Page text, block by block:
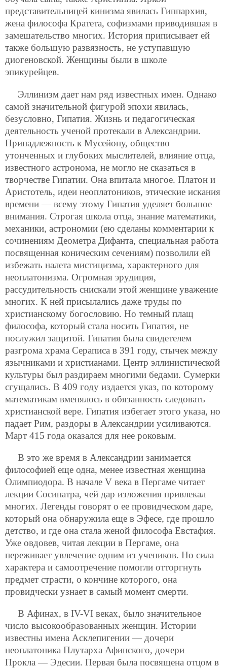
представительницей кинизма явилась Гиппархия,
жена философа Кратета, софизмами приводившая в
замешательство многих. История приписывает ей
также большую развязность, не уступавшую
диогеновской. Женщины были в школе
эпикурейцев.
Эллинизм дает нам ряд известных имен. Однако
самой значительной фигурой эпохи явилась,
безусловно, Гипатия. Жизнь и педагогическая
деятельность ученой протекали в Александрии.
Принадлежность к Мусейону, общество
утонченных и глубоких мыслителей, влияние отца,
известного астронома, не могло не сказаться в
творчестве Гипатии. Она впитала многое. Платон и
Аристотель, идеи неоплатоников, этические искания
времени — всему этому Гипатия уделяет большое
внимания. Строгая школа отца, знание математики,
механики, астрономии (ею сделаны комментарии к
сочинениям Деометра Дифанта, специальная работа
посвященная коническим сечениям) позволили ей
избежать налета мистицизма, характерного для
неоплатонизма. Огромная эрудиция,
рассудительность снискали этой женщине уважение
многих. К ней присылались даже труды по
христианскому богословию. Но темный плащ
философа, который стала носить Гипатия, не
послужил защитой. Гипатия была свидетелем
разгрома храма Сераписа в 391 году, стычек между
язычниками и христианами. Центр эллинистической
культуры был раздираем многими бедами. Сумерки
сгущались. В 409 году издается указ, по которому
математикам вменялось в обязанность следовать
христианской вере. Гипатия избегает этого указа, но
падает Рим, раздоры в Александрии усиливаются.
Март 415 года оказался для нее роковым.
В это же время в Александрии занимается
философией еще одна, менее известная женщина
Олимпиодора. В начале V века в Пергаме читает
лекции Сосипатра, чей дар изложения привлекал
многих. Легенды говорят о ее провидческом даре,
который она обнаружила еще в Эфесе, где прошло
детство, и где она стала женой философа Евстафия.
Уже овдовев, читая лекции в Пергаме, она
переживает увлечение одним из учеников. Но сила
характера и самоотречение помогли отторгнуть
предмет страсти, о кончине которого, она
провидчески узнает в самый момент смерти.
В Афинах, в IV-VI веках, было значительное
число высокообразованных женщин. Истории
известны имена Асклепигении — дочери
неоплатоника Плутарха Афинского, дочери
Прокла — Эдесии. Первая была посвящена отцом в